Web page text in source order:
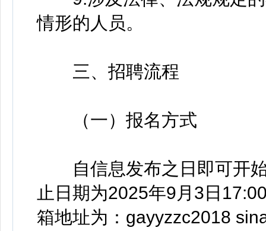
情形的人员。
三、招聘流程
（一）报名方式
自信息发布之日即可开始
止日期为2025年9月3日
箱地址为：gayyzzc2018